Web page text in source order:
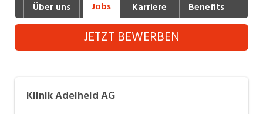
Industrie, Maschinenbau, Anlagenbau,
Produktion
Informatik, Telekommunikation
Körperpflege, Wellness
Über uns Jobs Karriere Benefits
JETZT BEWERBEN
Klinik Adelheid AG